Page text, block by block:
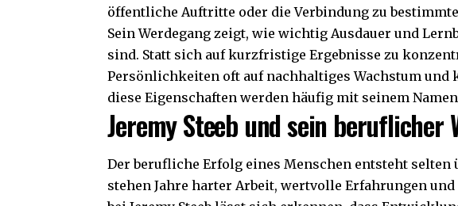
öffentliche Auftritte oder die Verbindung zu
Sein Werdegang zeigt, wie wichtig Ausdauer und
sind. Statt sich auf kurzfristige Ergebnisse zu
Persönlichkeiten oft auf nachhaltiges Wachstum und
diese Eigenschaften werden häufig mit seinem
Jeremy Steeb und sein beruflicher
Der berufliche Erfolg eines Menschen entsteht selten
stehen Jahre harter Arbeit, wertvolle Erfahrungen